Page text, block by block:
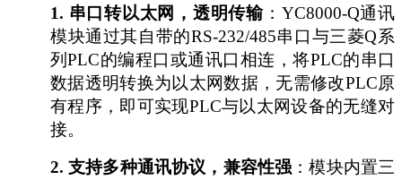
1. 串口转以太网，透明传输： YC8000-Q通讯
模块通过其自带的RS-232/485串口与三菱Q系
列PLC的编程口或通讯口相连，将PLC的串口
数据透明转换为以太网数据，无需修改PLC原
有程序，即可实现PLC与以太网设备的无缝对
接。
2.支持多种通讯协议，兼容性强 ：模块内置三